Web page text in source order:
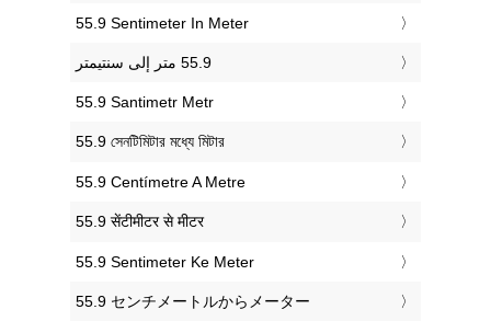
‎55.9 Sentimeter In Meter
‎55.9 Santimetr Metr
‎55.9 সেনটিমিটার মধ্যে মিটার
‎55.9 Centímetre A Metre
‎55.9 सेंटीमीटर से मीटर
‎55.9 Sentimeter Ke Meter
‎55.9 センチメートルからメーター